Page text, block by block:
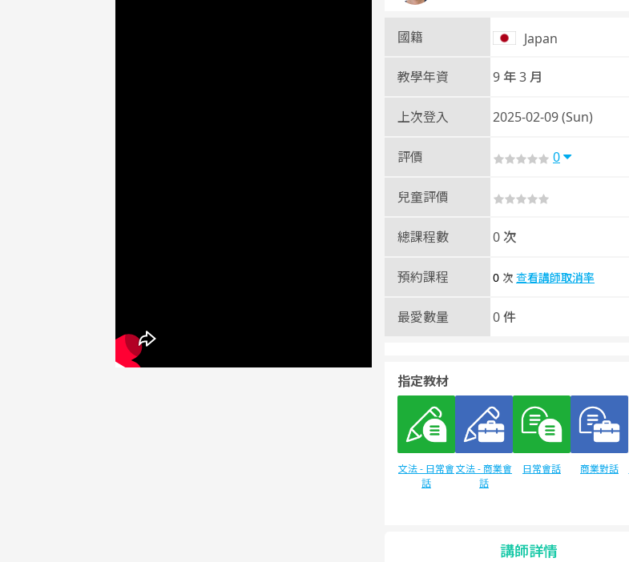
國籍 Japan
教學年資 9 年 3 月
上次登入 2025-02-09 (Sun)
評價 0
兒童評價
總課程數 0 次
預約課程 0 次 查看講師取消率
最愛數量 0 件
指定教材
文法 - 日常會
話
文法 - 商業會
話
日常會話 商業對話
講師詳情